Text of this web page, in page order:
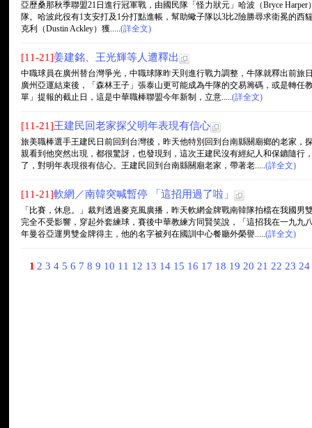
亞歷桑那秋季聯盟21日進行冠軍戰，由國民隊「怪力狀元」哈波（Bryce
隊。哈波此役有1支安打及1分打點進帳，幫助蠍子隊以3比2險勝尋求衛冕的
克利（Dustin Ackley）獲.....(詳全文)
[11-21]姜建銘、王光輝等人遭釋出
中職球員在廣州替台灣爭光，中職球隊昨天則進行戰力調整，牛隊就釋出前旅
廣州亞運結束後，「森林王子」張泰山更可能成為牛隊的交易籌碼，或是轉任
單」提報的截止日，這是中華職棒聯盟今年新制，立意.....(詳全文)
[11-21]王建民回老家探父明年表現有信心
旅美職棒選手王建民日前回到台灣後，昨天他特別回到台南縣關廟鄉的老家，
親看到他突然出現，都很驚訝，也發現到，這次王建民沒有經紀人和保鑣隨行
了，對明年表現很有信心。王建民回到台南縣關廟老家，帶著老.....(詳全文)
[11-21]軟網／南韓突喊暫停 「這招用過了啦」
「比賽，休息。」裁判透過麥克風廣播，昨天軟網金牌戰南韓隊拍檔在我國
完全不受影響，穿起外套練球，賽後中華教練方同賢笑說，「這招我在一九九
年曼谷亞運男雙金牌得主，他的名字被列在國訓中心餐廳外榮譽.....(詳全文)
1 2 3 4 5 6 7 8 9 10 11 12 13 14 15 16 17 18 19 20 21 22 23 24